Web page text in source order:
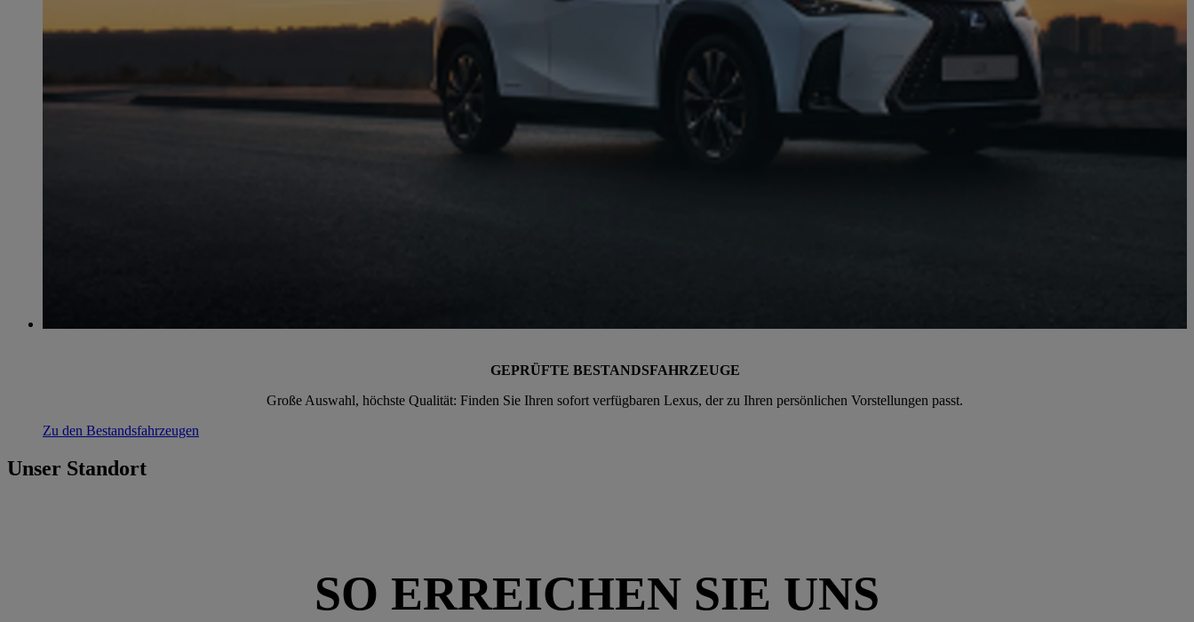
GEPRÜFTE BESTANDSFAHRZEUGE
Große Auswahl, höchste Qualität: Finden Sie Ihren sofort verfügbaren Lexus, der zu Ihren persönlichen Vorstellungen passt.
Zu den Bestandsfahrzeugen
Unser Standort
SO ERREICHEN SIE UNS